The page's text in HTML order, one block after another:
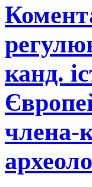
канд.
члена-